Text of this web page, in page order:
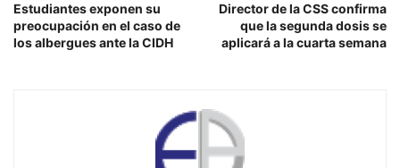
Estudiantes exponen su
preocupación en el caso de
los albergues ante la CIDH
Director de la CSS confirma
que la segunda dosis se
aplicará a la cuarta semana